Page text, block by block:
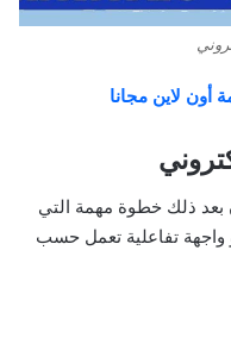
بعد ذلك خطوة مهمة التي
واجهة تفاعلية تعمل حسب